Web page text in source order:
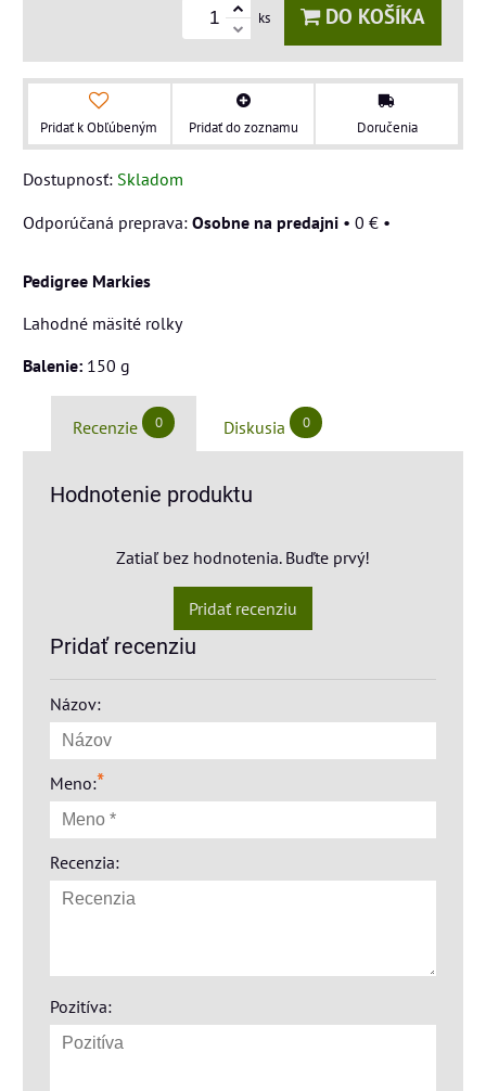
ks DO KOŠÍKA
Pridať k Obľúbeným Pridať do zoznamu Doručenia
Dostupnosť: Skladom
Osobne na predajni • 0 € •
Pedigree Markies
Lahodné mäsité rolky
Balenie: 150 g
Recenzie 0 Diskusia 0
Hodnotenie produktu
Zatiaľ bez hodnotenia. Buďte prvý!
Pridať recenziu
Pridať recenziu
Názov:
Meno:*
Recenzia:
Pozitíva: